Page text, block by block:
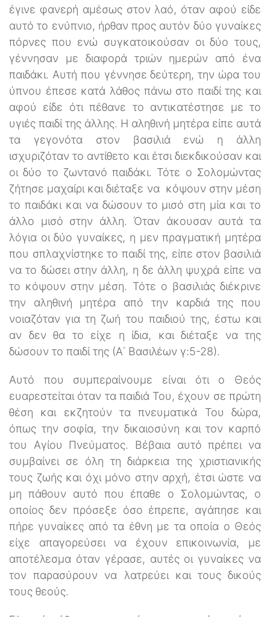
έγινε φανερή αμέσως στον λαό, όταν αφού είδε
αυτό το ενύπνιο, ήρθαν προς αυτόν δύο γυναίκες
πόρνες που ενώ συγκατοικούσαν οι δύο τους,
γέννησαν με διαφορά τριών ημερών από ένα
παιδάκι. Αυτή που γέννησε δεύτερη, την ώρα του
ύπνου έπεσε κατά λάθος πάνω στο παιδί της και
αφού είδε ότι πέθανε το αντικατέστησε με το
υγιές παιδί της άλλης. Η αληθινή μητέρα είπε αυτά
τα γεγονότα στον βασιλιά ενώ η άλλη
ισχυριζόταν το αντίθετο και έτσι διεκδικούσαν και
οι δύο το ζωντανό παιδάκι. Τότε ο Σολομώντας
ζήτησε μαχαίρι και διέταξε να κόψουν στην μέση
το παιδάκι και να δώσουν το μισό στη μία και το
άλλο μισό στην άλλη. Όταν άκουσαν αυτά τα
λόγια οι δύο γυναίκες, η μεν πραγματική μητέρα
που σπλαχνίστηκε το παιδί της, είπε στον βασιλιά
να το δώσει στην άλλη, η δε άλλη ψυχρά είπε να
το κόψουν στην μέση. Τότε ο βασιλιάς διέκρινε
την αληθινή μητέρα από την καρδιά της που
νοιαζόταν για τη ζωή του παιδιού της, έστω και
αν δεν θα το είχε η ίδια, και διέταξε να της
δώσουν το παιδί της (Α΄ Βασιλέων γ:5-28).
Αυτό που συμπεραίνουμε είναι ότι ο Θεός
ευαρεστείται όταν τα παιδιά Του, έχουν σε πρώτη
θέση και εκζητούν τα πνευματικά Του δώρα,
όπως την σοφία, την δικαιοσύνη και τον καρπό
του Αγίου Πνεύματος. Βέβαια αυτό πρέπει να
συμβαίνει σε όλη τη διάρκεια της χριστιανικής
τους ζωής και όχι μόνο στην αρχή, έτσι ώστε να
μη πάθουν αυτό που έπαθε ο Σολομώντας, ο
οποίος δεν πρόσεξε όσο έπρεπε, αγάπησε και
πήρε γυναίκες από τα έθνη με τα οποία ο Θεός
είχε απαγορεύσει να έχουν επικοινωνία, με
αποτέλεσμα όταν γέρασε, αυτές οι γυναίκες να
τον παρασύρουν να λατρεύει και τους δικούς
τους θεούς.